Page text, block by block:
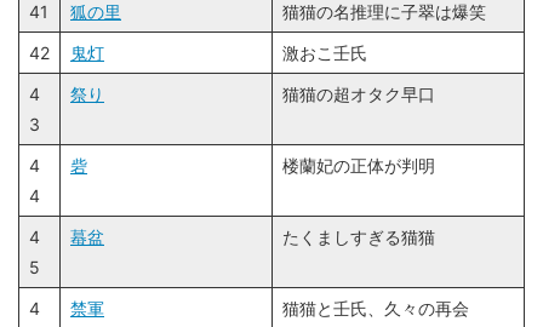
41 狐の里
猫猫の名推理に子翠は爆笑
42
鬼灯
激おこ壬氏
4
3
祭り 猫猫の超オタク早口
4
4
砦 楼蘭妃の正体が判明
4
5
蟇盆 たくましすぎる猫猫
4
禁軍 猫猫と壬氏、久々の再会